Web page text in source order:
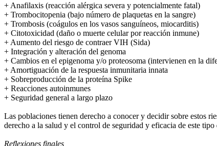
+ Anafilaxis (reacción alérgica severa y potencialmente fatal)
+ Trombocitopenia (bajo número de plaquetas en la sangre)
+ Trombosis (coágulos en los vasos sanguíneos, miocarditis)
+ Citotoxicidad (daño o muerte celular por reacción inmune)
+ Aumento del riesgo de contraer VIH (Sida)
+ Integración y alteración del genoma
+ Cambios en el epigenoma y/o proteosoma (intervienen en la
+ Amortiguación de la respuesta inmunitaria innata
+ Sobreproducción de la proteína Spike
+ Reacciones autoinmunes
+ Seguridad general a largo plazo
Las poblaciones tienen derecho a conocer y decidir sobre estos
derecho a la salud y el control de seguridad y eficacia de este tipo
Reflexiones finales